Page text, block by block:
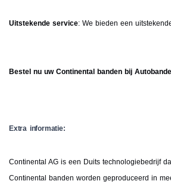
Uitstekende service: We bieden een
Bestel nu uw Continental banden bij
Extra informatie:
Continental AG is een Duits technologiebedrijf
Continental banden worden geproduceerd in